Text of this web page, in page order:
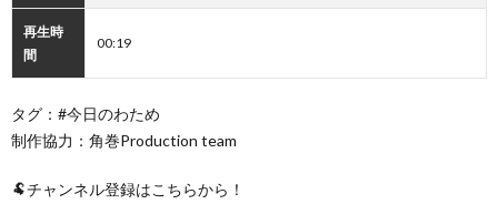
再生時
間
00:19
タグ：#今日のわため
制作協力：角巻Production team
🐏チャンネル登録はこちらから！